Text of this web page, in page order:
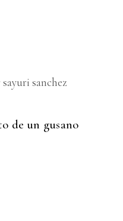
de un gusano